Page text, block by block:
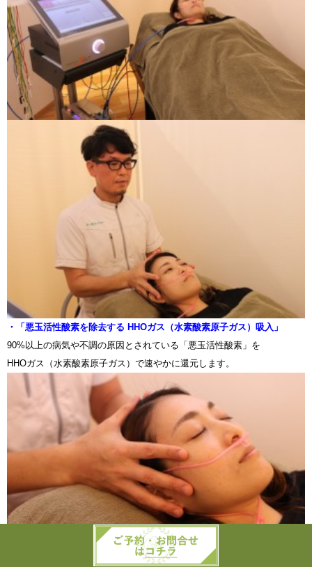
・「悪玉活性酸素を除去する HHOガス（水素酸素原子ガス）吸入」
90%以上の病気や不調の原因とされている「悪玉活性酸素」を
HHOガス（水素酸素原子ガス）で速やかに還元します。